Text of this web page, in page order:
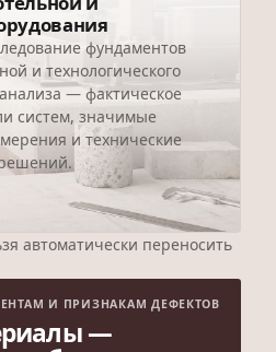
фундаментов
и технологического
— фактическое
систем, значимые
и технические
автоматически переносить
И ПРИЗНАКАМ ДЕФЕКТОВ
—